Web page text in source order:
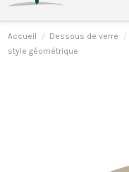
Accueil Dessous de verre
style géométrique